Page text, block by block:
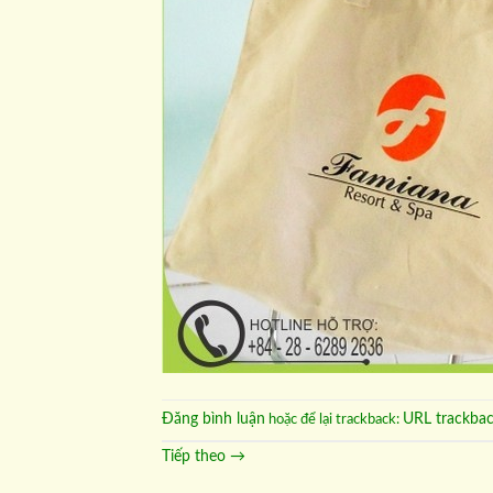
Đăng bình luận hoặc để lại trackback: URL
Tiếp theo →